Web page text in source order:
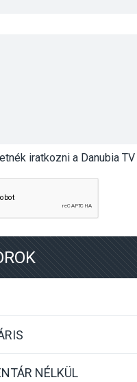
iratkozni a Danubia
NÉLKÜL